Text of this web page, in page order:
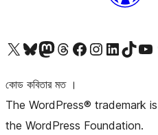
আমাদের X (আগের টুইটার) অ্যাকাউন্টে যানআমাদের Bluesky অ্যাকাউন্টটি দেখুনআমাদের মাস্টোডন অ্যাকাউন্টটি দেখুনআমাদের থ্রেডস অ্যাকাউন্টটি দেখুনআমাদের ফেসবুক পেজ দেখুনআমাদের ইন্সটাগ্রাম অ্যাকাউন্ট দেখুনআমাদের লিঙ্কডইন অ্যাকাউন্টে যানআমাদের TikTok অ্যাকাউন্টটি দেখুনআমাদের ইউটিউব চ্যানেলে যান
কোড কবিতার মত ।
The WordPress® trademark
the WordPress Foundation.